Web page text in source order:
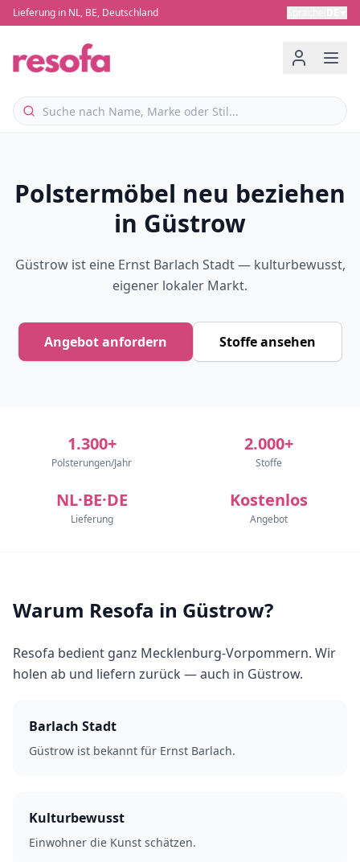
Lieferung in NL, BE, Deutschland
Polstermöbel neu beziehen
in Güstrow
Güstrow ist eine Ernst Barlach Stadt — kulturbewusst,
eigener lokaler Markt.
Angebot anfordern Stoffe ansehen
1.300+
Polsterungen/Jahr
2.000+
Stoffe
NL·BE·DE
Lieferung
Kostenlos
Angebot
Warum Resofa in Güstrow?
Resofa bedient ganz Mecklenburg-Vorpommern. Wir
holen ab und liefern zurück — auch in Güstrow.
Barlach Stadt
Güstrow ist bekannt für Ernst Barlach.
Kulturbewusst
Einwohner die Kunst schätzen.